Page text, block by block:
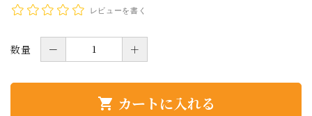
レビューを書く
数量 － ＋
shopping_cart カートに入れる